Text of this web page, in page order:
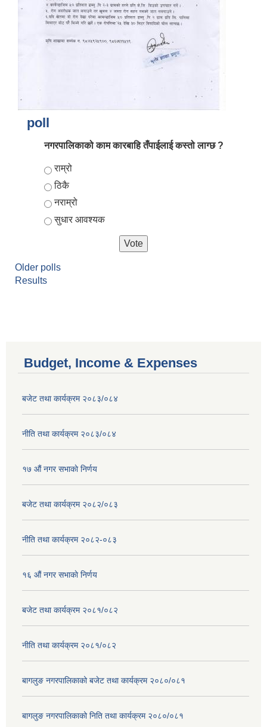
poll
नगरपालिकाको काम कारबाहि तँपाईलाई कस्तो लाग्छ ?
Choices
राम्रो
ठिकै
नराम्रो
सुधार आवश्यक
Older polls
Results
Budget, Income & Expenses
बजेट तथा कार्यक्रम २०८३/०८४
नीति तथा कार्यक्रम २०८३/०८४
१७ ‌‍औं नगर सभाकाे निर्णय
बजेट तथा कार्यक्रम २०८२/०८३
नीति तथा कार्यक्रम २०८२-०८३
१६ ‌औं नगर सभाकाे निर्णय
बजेट तथा कार्यक्रम २०८१/०८२
नीति तथा कार्यक्रम २०८१/०८२
बागलुङ नगरपालिकाको बजेट तथा कार्यक्रम २०८०/०८१
बागलुङ नगरपालिकाको निति तथा कार्यक्रम २०८०/०८१